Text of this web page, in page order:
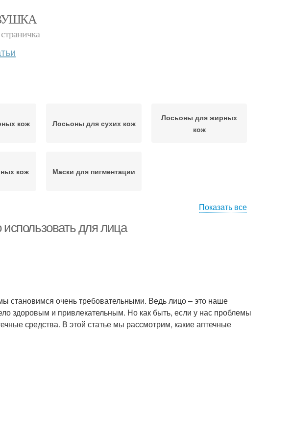
кож Лосьоны для сухих кож
Лосьоны для жирных
кож
кож Маски для пигментации
Показать все
для лица
становимся очень требовательными. Ведь лицо – это наше
здоровым и привлекательным. Но как быть, если у нас проблемы
средства. В этой статье мы рассмотрим, какие аптечные